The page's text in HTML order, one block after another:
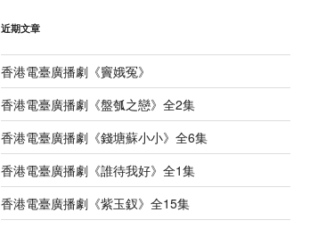
近期文章
香港電臺廣播劇《竇娥冤》
香港電臺廣播劇《盤瓠之戀》全2集
香港電臺廣播劇《錢塘蘇小小》全6集
香港電臺廣播劇《誰待我好》全1集
香港電臺廣播劇《紫玉釵》全15集